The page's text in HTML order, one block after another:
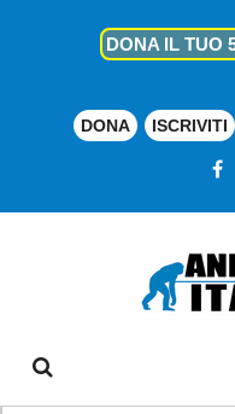
DONA IL TUO
DONA ISCRIVITI